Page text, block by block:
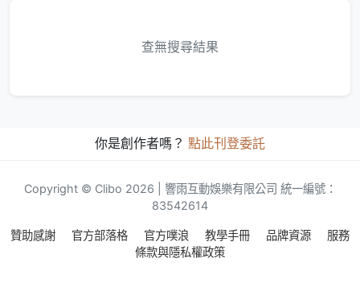
查無搜尋結果
你是創作者嗎？ 點此刊登委託
Copyright © Clibo 2026 | 響雨互動娛樂有限公司 統一編號：
83542614
贊助感謝 官方部落格 官方噗浪 教學手冊 品牌資源
服務
條款與隱私權政策